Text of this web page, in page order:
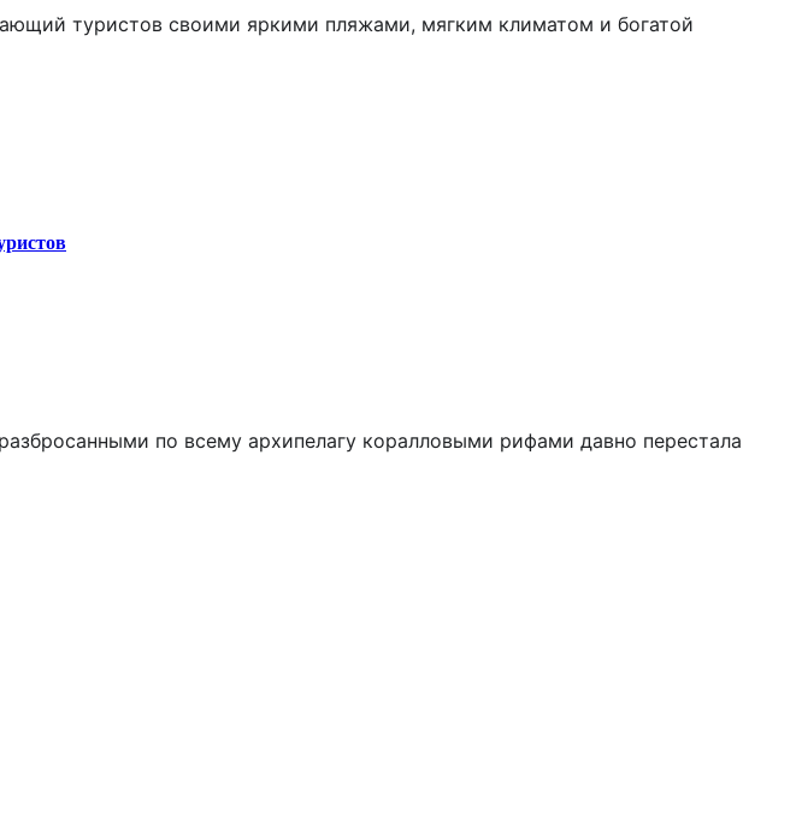
туристов своими яркими пляжами, мягким климатом и богатой
по всему архипелагу коралловыми рифами давно перестала